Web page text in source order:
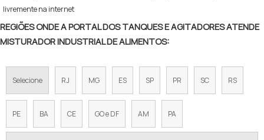
livremente na internet
REGIÕES ONDE A PORTAL DOS TANQUES E AGITADORES ATENDE
MISTURADOR INDUSTRIAL DE ALIMENTOS:
Selecione RJ MG ES SP PR SC RS
PE BA CE GO e DF AM PA